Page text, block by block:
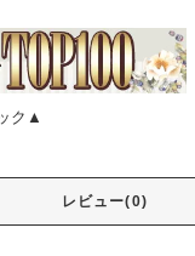
ク▲
レビュー(0)